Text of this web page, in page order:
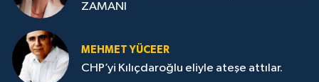
ZAMANI
MEHMET YÜCEER
CHP’yi Kılıçdaroğlu eliyle ateşe attılar.